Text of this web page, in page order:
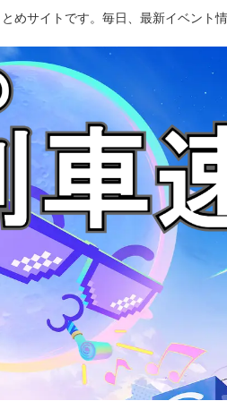
めサイトです。毎日、最新イベント